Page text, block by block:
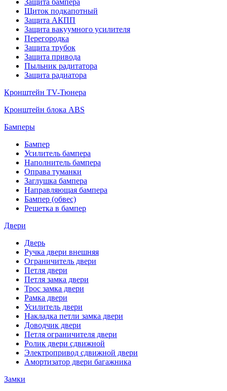
Щиток подкапотный
Защита АКПП
Защита вакуумного усилителя
Перегородка
Защита трубок
Защита привода
Пыльник радитатора
Защита радиатора
Кронштейн TV-Тюнера
Кронштейн блока ABS
Бамперы
Бампер
Усилитель бампера
Наполнитель бампера
Оправа туманки
Заглушка бампера
Направляющая бампера
Бампер (обвес)
Решетка в бампер
Двери
Дверь
Ручка двери внешняя
Ограничитель двери
Петля двери
Петля замка двери
Трос замка двери
Рамка двери
Усилитель двери
Накладка петли замка двери
Доводчик двери
Петля ограничителя двери
Ролик двери сдвижной
Электропривод сдвижной двери
Амортизатор двери багажника
Замки